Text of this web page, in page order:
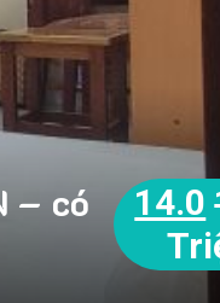
– có
14.0